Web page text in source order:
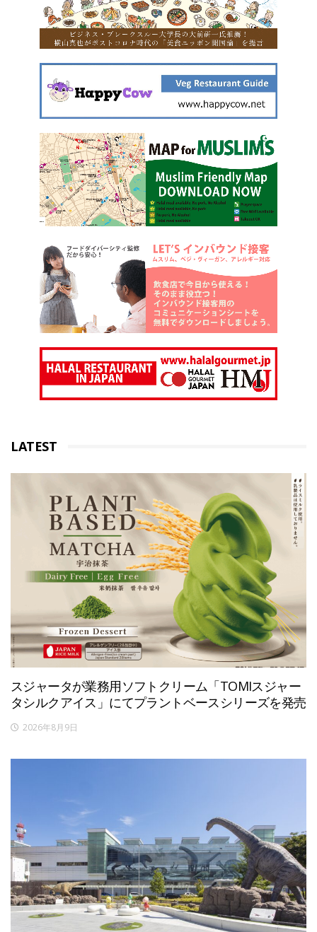
LATEST
スジャータが業務用ソフトクリーム「TOMIスジャー
タシルクアイス」にてプラントベースシリーズを発売
2026年8月9日